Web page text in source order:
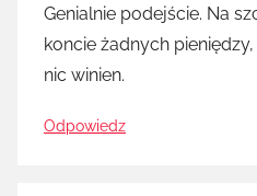
Genialnie podejście. Na
koncie żadnych
nic winien.
Odpowiedz